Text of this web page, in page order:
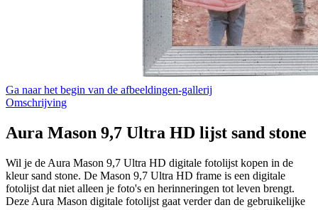
Ga naar het begin van de afbeeldingen-gallerij
Omschrijving
Aura Mason 9,7 Ultra HD lijst sand stone
Wil je de Aura Mason 9,7 Ultra HD digitale fotolijst kopen in de
kleur sand stone. De Mason 9,7 Ultra HD frame is een digitale
fotolijst dat niet alleen je foto's en herinneringen tot leven brengt.
Deze Aura Mason digitale fotolijst gaat verder dan de gebruikelijke